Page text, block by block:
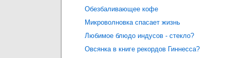
Обезбаливающее кофе
Микроволновка спасает жизнь
Любимое блюдо индусов - стекло?
Овсянка в книге рекордов Гиннесcа?